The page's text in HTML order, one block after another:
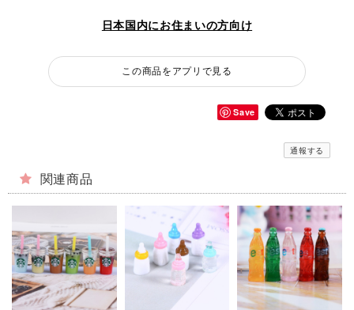
日本国内にお住まいの方向け
この商品をアプリで見る
Save
通報する
関連商品